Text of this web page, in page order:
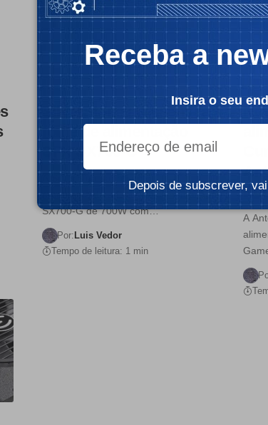
HARDWARE NOTÍCIAS
SilverStone apresenta a
fonte de alimentação
SFX SX700-G
recentemente a fonte de alimentação
SX700-G de 700W com…
Por: Luis Vedor
Tempo de leitura: 1 min
A
Receba a
Insira o seu
Depois de subscrever,